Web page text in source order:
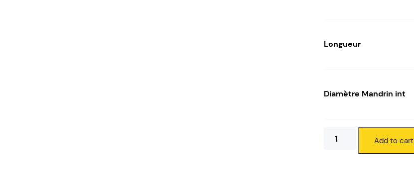
Longueur
Diamètre Mandrin int
quantity
Add to cart